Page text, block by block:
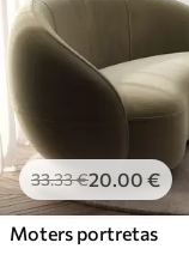
33.33€20.00 €
Moters portretas